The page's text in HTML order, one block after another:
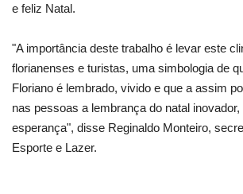
e feliz Natal.
"A importância deste trabalho é levar este
florianenses e turistas, uma simbologia de
Floriano é lembrado, vivido e que a assim
nas pessoas a lembrança do natal
esperança", disse Reginaldo Monteiro,
Esporte e Lazer.